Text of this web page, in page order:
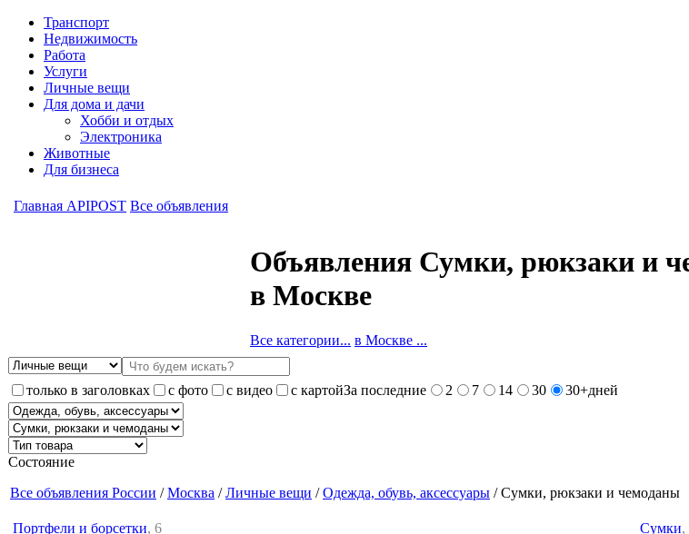
Транспорт
Недвижимость
Работа
Услуги
Личные вещи
Для дома и дачи
Хобби и отдых
Электроника
Животные
Для бизнеса
Главная APIPOST Все объявления
Объявления Сумки, рюкзаки и
в Москве
Все категории... в Москве ...
только в заголовках
с фото с видео с картойЗа последние 2 7 14 30 30+дней
Состояние
Все объявления России /Москва /Личные вещи /Одежда, обувь, аксессуары / Сумки, рюкзаки и чемоданы
Портфели и борсетки, 6 Сумки,